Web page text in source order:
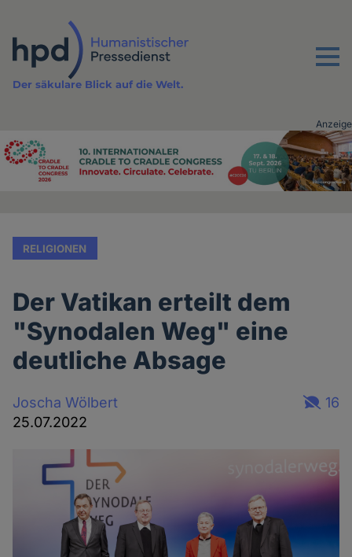
Inhalt
Menu
Der säkulare Blick auf die Welt.
Advertising
Anzeige
RELIGIONEN
Der Vatikan erteilt dem
"Synodalen Weg" eine
deutliche Absage
Joscha Wölbert
25.07.2022
16